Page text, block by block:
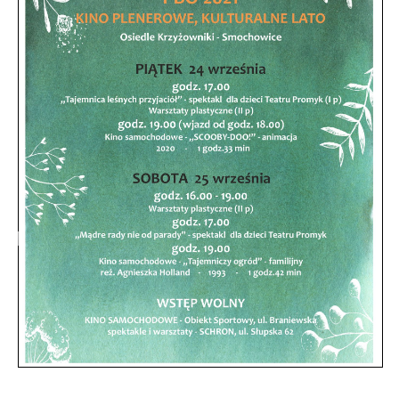
Od 1 stycznia 2023 roku zmiany w
funkcjonowaniu linii autobusowych
kursujących na Krzyżowniki-Smochowice